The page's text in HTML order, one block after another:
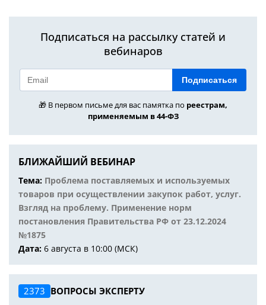
Подписаться на рассылку статей и
вебинаров
Подписаться
🎁 В первом письме для вас памятка по реестрам,
применяемым в 44-ФЗ
БЛИЖАЙШИЙ ВЕБИНАР
Тема: Проблема поставляемых и используемых
товаров при осуществлении закупок работ, услуг.
Взгляд на проблему. Применение норм
постановления Правительства РФ от 23.12.2024
№1875
Дата: 6 августа в 10:00 (МСК)
2373 ВОПРОСЫ ЭКСПЕРТУ